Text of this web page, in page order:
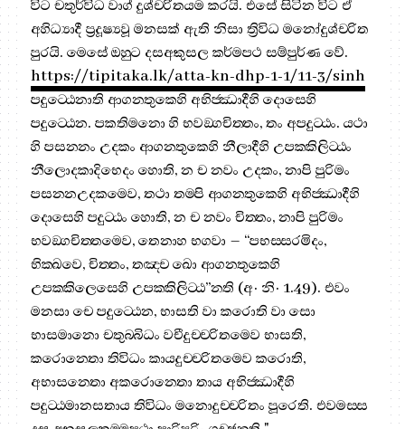
විට චතුර්විධ වාග් දුශ්චරිතයම කරයි. එසේ සිටින විට ඒ
අහිධ්‍යාදී ප්‍රදූෂ්‍යවූ මනසක් ඇති නිසා ත්‍රිවිධ මනෝදුශ්චරිත
පුරයි. මෙසේ ඔහුට දසඅකුසල කර්මපථ සම්පුර්ණ වේ.
https://tipitaka.lk/atta-kn-dhp-1-1/11-3/sinh
පදුට‍්ඨෙනාති ආගන‍්තුකෙහි අභිජ‍්ඣාදීහි දොසෙහි
පදුට‍්ඨෙන. පකතිමනො හි භවඞ‍්ගචිත‍්තං, තං අපදුට‍්ඨං. යථා
හි පසන‍්නං උදකං ආගන‍්තුකෙහි නීලාදීහි උපක‍්කිලිට‍්ඨං
නීලොදකාදිභෙදං හොති, න ච නවං උදකං, නාපි පුරිමං
පසන‍්නඋදකමෙව, තථා තම‍්පි ආගන‍්තුකෙහි අභිජ‍්ඣාදීහි
දොසෙහි පදුට‍්ඨං හොති, න ච නවං චිත‍්තං, නාපි පුරිමං
භවඞ‍්ගචිත‍්තමෙව, තෙනාහ භගවා – “පභස‍්සරමිදං,
භික‍්ඛවෙ, චිත‍්තං, තඤ‍්ච ඛො ආගන‍්තුකෙහි
උපක‍්කිලෙසෙහි උපක‍්කිලිට‍්ඨ”න‍්ති (අ· නි· 1.49). එවං
මනසා චෙ පදුට‍්ඨෙන, භාසති වා කරොති වා සො
භාසමානො චතුබ‍්බිධං වචීදුච‍්චරිතමෙව භාසති,
කරොන‍්තො තිවිධං කායදුච‍්චරිතමෙව කරොති,
අභාසන‍්තො අකරොන‍්තො තාය අභිජ‍්ඣාදීහි
පදුට‍්ඨමානසතාය තිවිධං මනොදුච‍්චරිතං පූරෙති. එවමස‍්ස